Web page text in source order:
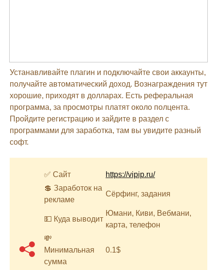
Устанавливайте плагин и подключайте свои аккаунты,
получайте автоматический доход. Вознаграждения тут
хорошие, приходят в долларах. Есть реферальная
программа, за просмотры платят около полцента.
Пройдите регистрацию и зайдите в раздел с
программами для заработка, там вы увидите разный
софт.
✅ Сайт
https://vipip.ru/
💲 Заработок на
рекламе
Сёрфинг, задания
💵 Куда выводит
Юмани, Киви, Вебмани,
карта, телефон
💸
Минимальная
сумма
0.1$